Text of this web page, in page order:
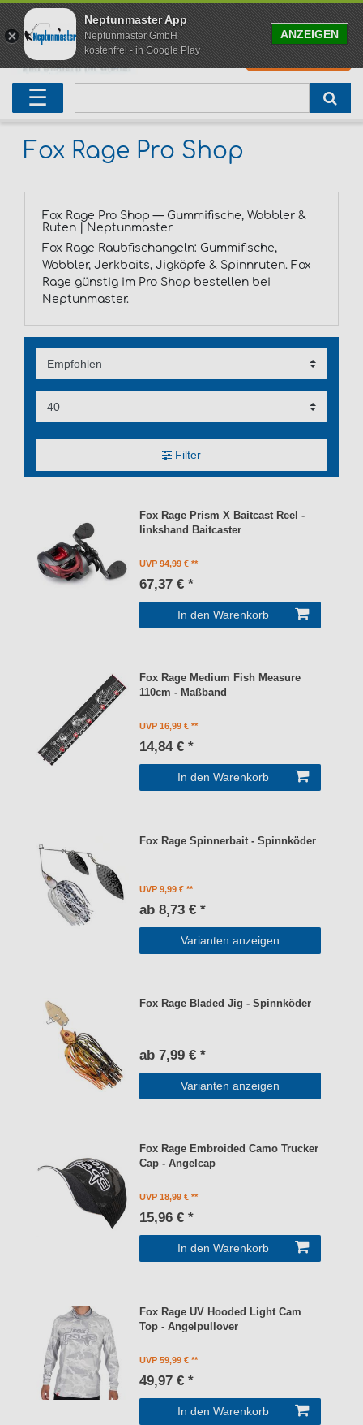
☰
Fox Rage Pro Shop
Fox Rage Pro Shop — Gummifische, Wobbler &
Ruten | Neptunmaster
Fox Rage Raubfischangeln: Gummifische,
Wobbler, Jerkbaits, Jigköpfe & Spinnruten. Fox
Rage günstig im Pro Shop bestellen bei
Neptunmaster.
Filter
Fox Rage Prism X Baitcast Reel -
linkshand Baitcaster
UVP 94,99 €
67,37 € *
In den Warenkorb
Fox Rage Medium Fish Measure
110cm - Maßband
UVP 16,99 €
14,84 € *
In den Warenkorb
Fox Rage Spinnerbait - Spinnköder
UVP 9,99 €
ab 8,73 € *
Varianten anzeigen
Fox Rage Bladed Jig - Spinnköder
ab 7,99 € *
Varianten anzeigen
Fox Rage Embroided Camo Trucker
Cap - Angelcap
UVP 18,99 €
15,96 € *
In den Warenkorb
Fox Rage UV Hooded Light Cam
Top - Angelpullover
UVP 59,99 €
49,97 € *
In den Warenkorb
Neu eingetroffen
Angelset
Geschenke für Angler
Karpfenruten
Freilaufrollen
Karpfenmontagen
Boilies
Karpfenliege
weitere
Raubfischrute
Köderfischrute
Köderfischsenke
Gummifische
Raubfischkescher
Forellenruten
Forellenposen
Forellenköder
weitere
Wallerruten
Wallerrolle
Wallerköder
Angelbox
weitere
Meeresruten
Meeresrollen
Meerforellenköder
Polbrillen
weitere
Matchruten
Feederrollen
Futterkorb
weitere
Trollingruten
Bootsrutenhalter
weitere
FOX
Westin Fishing
Zeck Fishing
Savage Gear
Black Cat
Neptunmaster App
Neptunmaster GmbH
kostenfrei - in Google Play
ANZEIGEN